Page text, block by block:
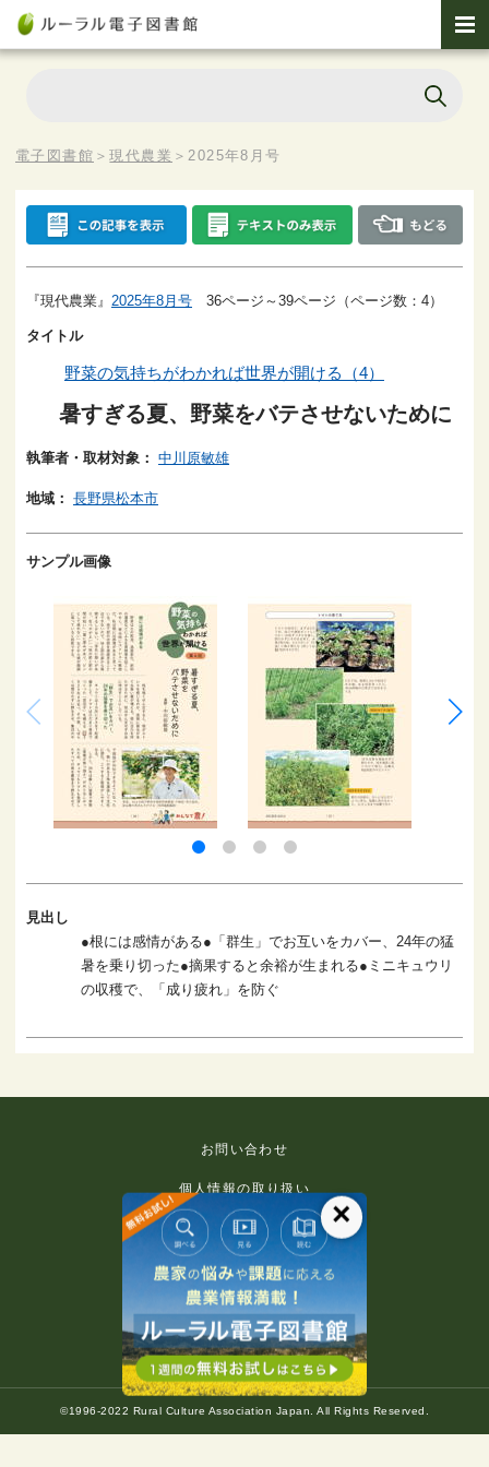
電子図書館 ＞現代農業 ＞2025年8月号
『現代農業』 2025年8月号 36ページ～39ページ（ページ数：4）
タイトル
野菜の気持ちがわかれば世界が開ける（4）
暑すぎる夏、野菜をバテさせないために
執筆者・取材対象： 中川原敏雄
地域： 長野県松本市
サンプル画像
見出し
●根には感情がある●「群生」でお互いをカバー、24年の猛
暑を乗り切った●摘果すると余裕が生まれる●ミニキュウリ
の収穫で、「成り疲れ」を防ぐ
お問い合わせ
個人情報の取り扱い
免責事項
利用規約
推奨環境
著作権等について
©1996-2022 Rural Culture Association Japan. All Rights Reserved.
×